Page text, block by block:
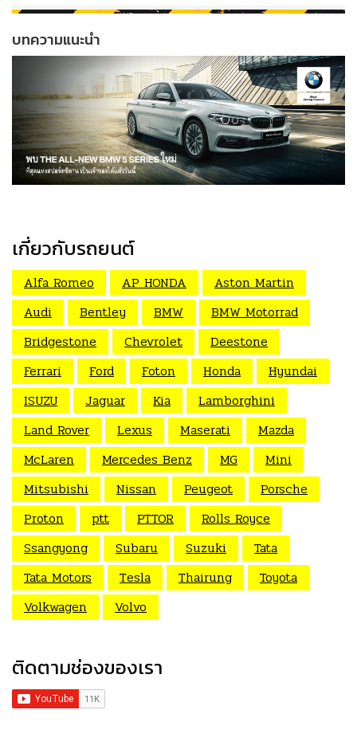
บทความแนะนำ
เกี่ยวกับรถยนต์
Alfa Romeo AP HONDA
Aston Martin
Audi
Bentley BMW
BMW Motorrad
Bridgestone
Chevrolet
Deestone
Ferrari
Ford Foton Honda
Hyundai
ISUZU
Jaguar Kia
Lamborghini
Land Rover
Lexus Maserati
Mazda
McLaren
Mercedes Benz MG
Mini
Mitsubishi
Nissan Peugeot
Porsche
Proton
ptt PTTOR
Rolls Royce
Ssangyong
Subaru Suzuki
Tata
Tata Motors
Tesla Thairung
Toyota
Volkwagen
Volvo
ติดตามช่องของเรา